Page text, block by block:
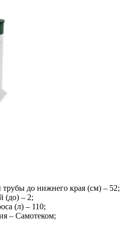
до нижнего края (см) – 52;
(до) – 2;
(л) – 110;
– Самотеком;